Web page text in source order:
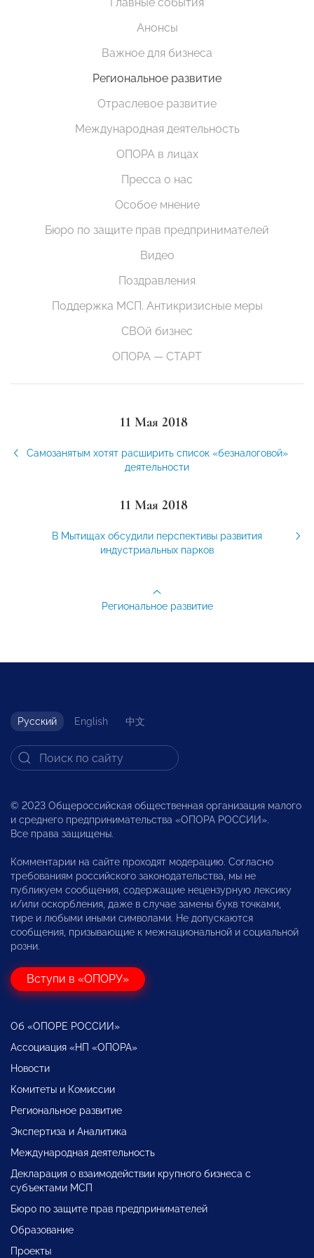
Анонсы
Важное для бизнеса
Региональное развитие
Отраслевое развитие
Международная деятельность
ОПОРА в лицах
Пресса о нас
Особое мнение
Бюро по защите прав предпринимателей
Видео
Поздравления
Поддержка МСП. Антикризисные меры
СВОй бизнес
ОПОРА — СТАРТ
11 Мая 2018
Самозанятым хотят расширить список «безналоговой»
деятельности
11 Мая 2018
В Мытищах обсудили перспективы развития
индустриальных парков
Региональное развитие
Русский English 中文
© 2023 Общероссийская общественная организация малого
и среднего предпринимательства «ОПОРА РОССИИ».
Все права защищены.
Комментарии на сайте проходят модерацию. Согласно
требованиям российского законодательства, мы не
публикуем сообщения, содержащие нецензурную лексику
и/или оскорбления, даже в случае замены букв точками,
тире и любыми иными символами. Не допускаются
сообщения, призывающие к межнациональной и социальной
розни.
Вступи в «ОПОРУ»
Об «ОПОРЕ РОССИИ»
Ассоциация «НП «ОПОРА»
Новости
Комитеты и Комиссии
Региональное развитие
Экспертиза и Аналитика
Международная деятельность
Декларация о взаимодействии крупного бизнеса с
субъектами МСП
Бюро по защите прав предпринимателей
Образование
Проекты